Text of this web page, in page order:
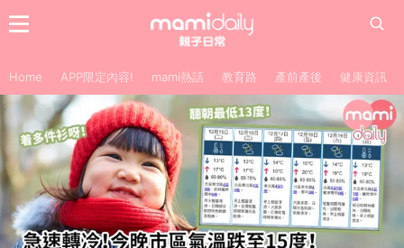
Home APP限定內容! mami熱話 教育路 產前產後 健康資訊